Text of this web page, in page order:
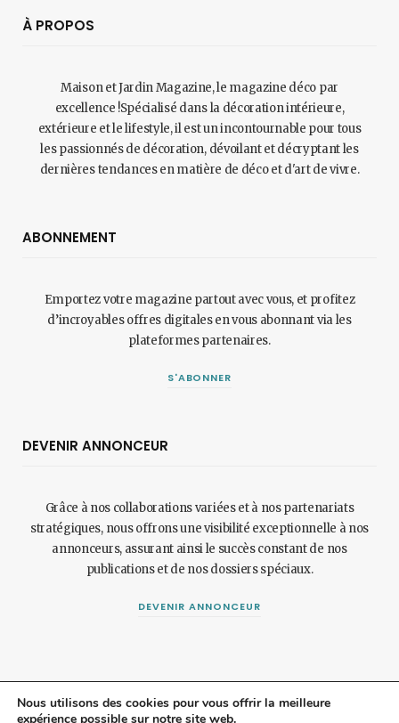
À PROPOS
Maison et Jardin Magazine, le magazine déco par
excellence !Spécialisé dans la décoration intérieure,
extérieure et le lifestyle, il est un incontournable pour tous
les passionnés de décoration, dévoilant et décryptant les
dernières tendances en matière de déco et d'art de vivre.
ABONNEMENT
Emportez votre magazine partout avec vous, et profitez
d’incroyables offres digitales en vous abonnant via les
plateformes partenaires.
S'ABONNER
DEVENIR ANNONCEUR
Grâce à nos collaborations variées et à nos partenariats
stratégiques, nous offrons une visibilité exceptionnelle à nos
annonceurs, assurant ainsi le succès constant de nos
publications et de nos dossiers spéciaux.
DEVENIR ANNONCEUR
Nous utilisons des cookies pour vous offrir la meilleure
expérience possible sur notre site web.